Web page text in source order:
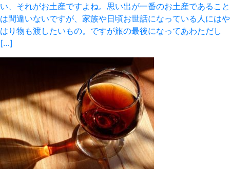
い、それがお土産ですよね。思い出が一番のお土産であること
は間違いないですが、家族や日頃お世話になっている人にはや
はり物も渡したいもの。ですが旅の最後になってあわただし
[…]